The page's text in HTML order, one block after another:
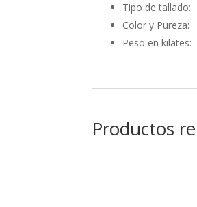
Tipo de
Color y
Peso en
Productos